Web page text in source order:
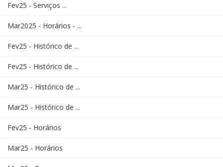
Fev25 - Serviços ...
Mar2025 - Horários - ...
Fev25 - Histórico de ...
Fev25 - Histórico de ...
Mar25 - Histórico de ...
Mar25 - Histórico de ...
Fev25 - Horários
Mar25 - Horários